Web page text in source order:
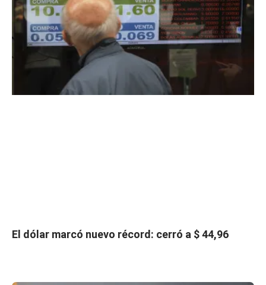
El dólar marcó nuevo récord: cerró a $ 44,96